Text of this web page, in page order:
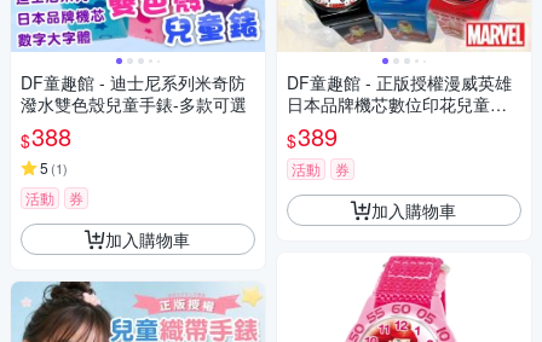
DF童趣館 - 迪士尼系列米奇防
潑水雙色殼兒童手錶-多款可選
$388
5 (1)
活動 券
加入購物車
DF童趣館 - 正版授權漫威英雄
日本品牌機芯數位印花兒童手
錶
$389
活動 券
加入購物車